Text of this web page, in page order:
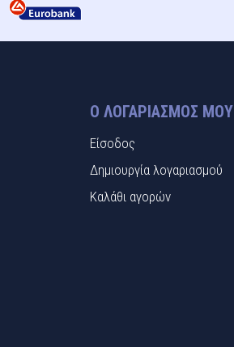
Ο ΛΟΓΑΡΙΑΣΜΌΣ ΜΟΥ
Είσοδος
Δημιουργία λογαριασμού
Καλάθι αγορών